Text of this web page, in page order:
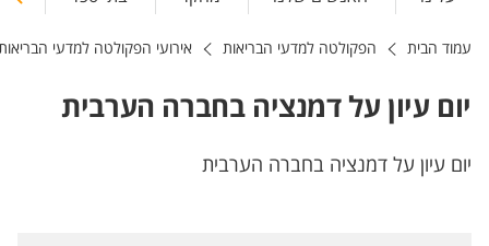
עמוד הבית הפקולטה למדעי הבריאות אירועי הפקולטה למדעי
יום עיון על דמנציה בחברה הערבית
יום עיון על דמנציה בחברה הערבית